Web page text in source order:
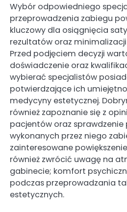
Wybór odpowiedniego
przeprowadzenia zabiegu
kluczowy dla osiągnięcia
rezultatów oraz minimalizacji
Przed podjęciem decyzji
doświadczenie oraz
wybierać specjalistów
potwierdzające ich
medycyny estetycznej.
również zapoznanie się z
pacjentów oraz
wykonanych przez niego
zainteresowane
również zwrócić uwagę na
gabinecie; komfort
podczas przeprowadzania
estetycznych.